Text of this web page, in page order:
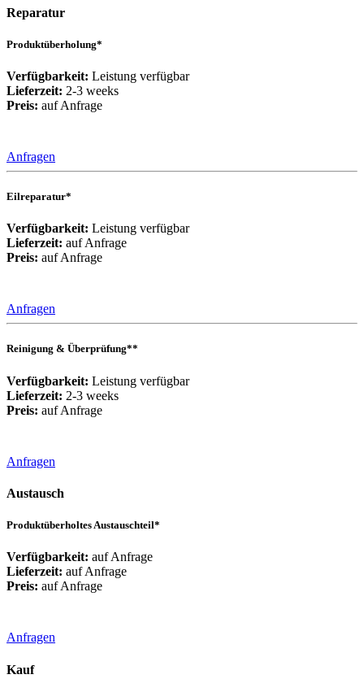
Reparatur
Produktüberholung*
Verfügbarkeit: Leistung verfügbar
Lieferzeit: 2-3 weeks
Preis: auf Anfrage
Anfragen
Eilreparatur*
Verfügbarkeit: Leistung verfügbar
Lieferzeit: auf Anfrage
Preis: auf Anfrage
Anfragen
Reinigung & Überprüfung**
Verfügbarkeit: Leistung verfügbar
Lieferzeit: 2-3 weeks
Preis: auf Anfrage
Anfragen
Austausch
Produktüberholtes Austauschteil*
Verfügbarkeit: auf Anfrage
Lieferzeit: auf Anfrage
Preis: auf Anfrage
Anfragen
Kauf